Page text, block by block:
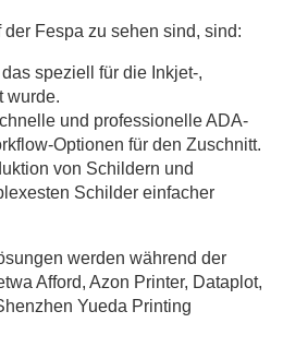
Fespa zu sehen sind, sind:
speziell für die Inkjet-,
wurde.
und professionelle ADA-
Optionen für den Zuschnitt.
von Schildern und
Schilder einfacher
werden während der
Afford, Azon Printer, Dataplot,
Yueda Printing